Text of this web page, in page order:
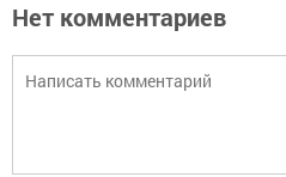
Нет комментариев